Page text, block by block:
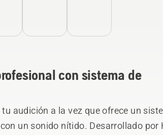
con sistema de
audición a la vez que ofrece un
un sonido nítido. Desarrollado por